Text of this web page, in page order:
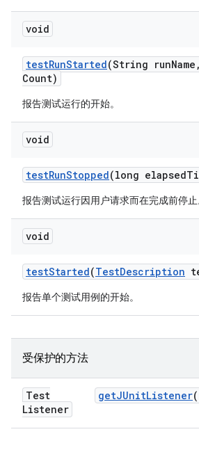
void
testRunStarted(String runName ,
Count)
报告测试运行的开始。
void
testRunStopped(long elapsed
报告测试运行因用户请求而在完成前停止
void
testStarted(TestDescription
报告单个测试用例的开始。
受保护的方法
Test
Listener
getJUnitListener